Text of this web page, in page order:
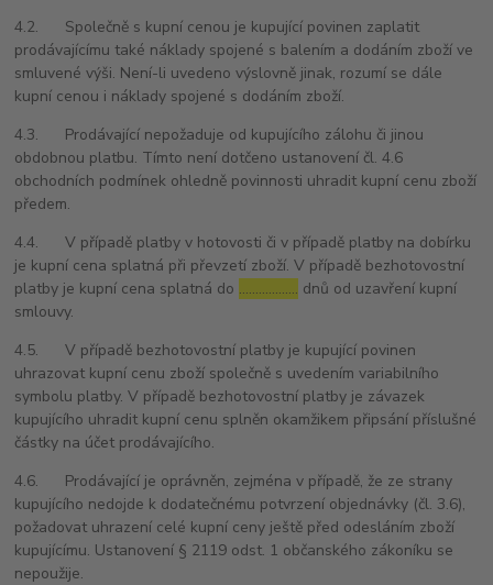
4.2. Společně s kupní cenou je kupující povinen zaplatit
prodávajícímu také náklady spojené s balením a dodáním zboží ve
smluvené výši. Není-li uvedeno výslovně jinak, rozumí se dále
kupní cenou i náklady spojené s dodáním zboží.
4.3. Prodávající nepožaduje od kupujícího zálohu či jinou
obdobnou platbu. Tímto není dotčeno ustanovení čl. 4.6
obchodních podmínek ohledně povinnosti uhradit kupní cenu zboží
předem.
4.4. V případě platby v hotovosti či v případě platby na dobírku
je kupní cena splatná při převzetí zboží. V případě bezhotovostní
platby je kupní cena splatná do ……………… dnů od uzavření kupní
smlouvy.
4.5. V případě bezhotovostní platby je kupující povinen
uhrazovat kupní cenu zboží společně s uvedením variabilního
symbolu platby. V případě bezhotovostní platby je závazek
kupujícího uhradit kupní cenu splněn okamžikem připsání příslušné
částky na účet prodávajícího.
4.6. Prodávající je oprávněn, zejména v případě, že ze strany
kupujícího nedojde k dodatečnému potvrzení objednávky (čl. 3.6),
požadovat uhrazení celé kupní ceny ještě před odesláním zboží
kupujícímu. Ustanovení § 2119 odst. 1 občanského zákoníku se
nepoužije.